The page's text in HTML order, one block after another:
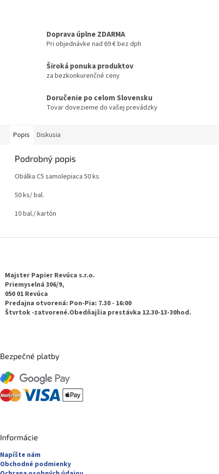
Doprava úplne ZDARMA
Pri objednávke nad 69 € bez dph
Široká ponuka produktov
za bezkonkurenčné ceny
Doručenie po celom Slovensku
Tovar dovezieme do vašej prevádzky
Popis Diskusia
Podrobný popis
Obálka C5 samolepiaca 50 ks
50 ks/ bal.
10 bal./ kartón
Majster Papier Revúca s.r.o.
Priemyselná 306/9,
050 01 Revúca
Predajna otvorená: Pon-Pia: 7.30 - 16:00
Štvrtok -zatvorené.Obedňajšia prestávka 12.30-13-30hod.
Bezpečné platby
Informácie
Napíšte nám
Obchodné podmienky